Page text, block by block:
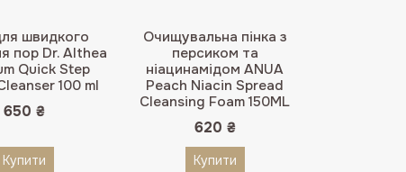
швидкого
пор Dr. Althea
Quick Step
100 ml
650 ₴
Купити
Очищувальна пінка з
персиком та
ніацинамідом ANUA
Peach Niacin Spread
Cleansing Foam 150ML
620 ₴
Купити